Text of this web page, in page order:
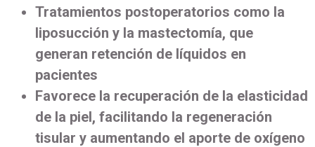
Tratamientos postoperatorios como la
liposucción y la mastectomía, que
generan retención de líquidos en
pacientes
Favorece la recuperación de la elasticidad
de la piel, facilitando la regeneración
tisular y aumentando el aporte de oxígeno